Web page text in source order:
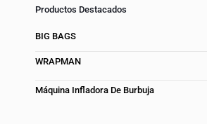
Productos Destacados
BIG BAGS
WRAPMAN
Máquina Infladora De Burbuja